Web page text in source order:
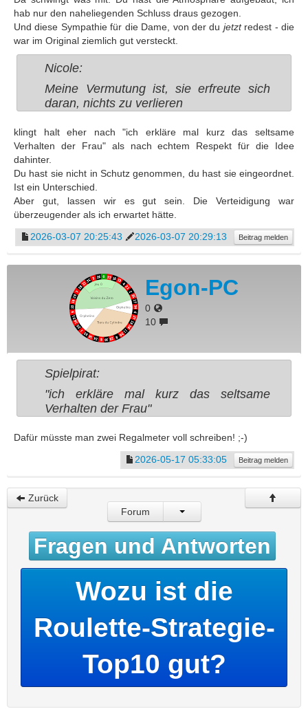
hab nur den naheliegenden Schluss draus gezogen.
Und diese Sympathie für die Dame, von der du jetztredest - die
war im Original ziemlich gut versteckt.
Nicole:
Meine Vermutung ist, sie erfreute sich
daran, nichts zu verlieren
klingt halt eher nach "ich erkläre mal kurz das seltsame
Verhalten der Frau" als nach echtem Respekt für die Idee
dahinter.
Du hast sie nicht in Schutz genommen, du hast sie eingeordnet.
Ist ein Unterschied.
Aber gut, lassen wir es gut sein. Die Verteidigung war
überzeugender als ich erwartet hätte.
2026-03-07 20:25:43
2026-03-07 20:29:13 Beitrag melden
Egon-PC
0
10
Spielpirat:
"ich erkläre mal kurz das seltsame
Verhalten der Frau"
Dafür müsste man zwei Regalmeter voll schreiben! ;-)
2026-05-17 05:33:05
Beitrag melden
Zurück
Forum
Fragen und Antworten
Wozu ist die
Roulette-Strategie-
Top10 gut?